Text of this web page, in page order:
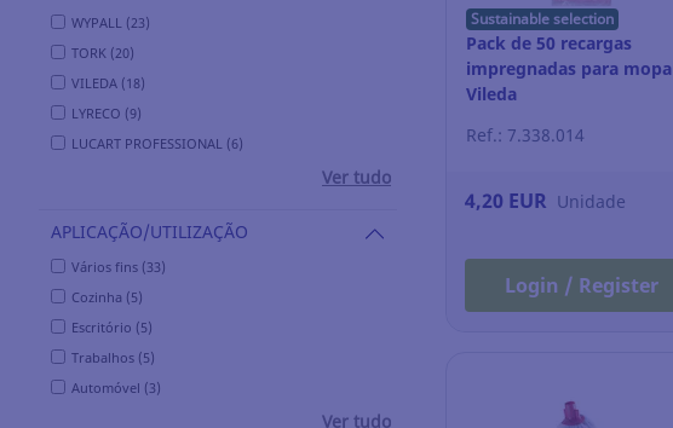
WYPALL (23)
TORK (20)
VILEDA (18)
LYRECO (9)
LUCART PROFESSIONAL (6)
Ver tudo
APLICAÇÃO/UTILIZAÇÃO
Vários fins (33)
Cozinha (5)
Escritório (5)
Trabalhos (5)
Automóvel (3)
Ver tudo
Sustainable selection
Pack de 50 recargas
impregnadas para mopa
Vileda
Ref.: 7.338.014
4,20 EUR Unidade
Login / Register